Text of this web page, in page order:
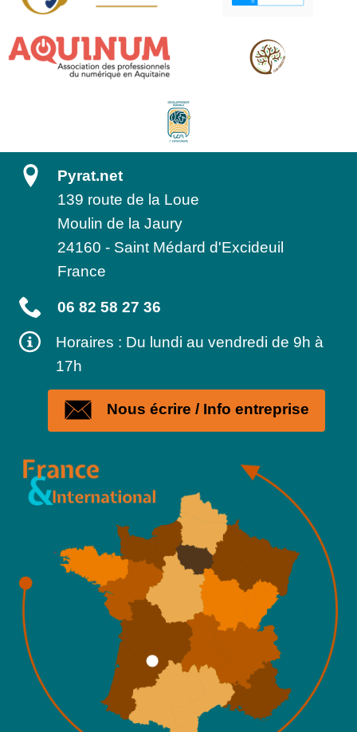
Pyrat.net
139 route de la Loue
Moulin de la Jaury
24160 - Saint Médard d'Excideuil
France
06 82 58 27 36
Horaires : Du lundi au vendredi de 9h à
17h
Nous écrire / Info entreprise